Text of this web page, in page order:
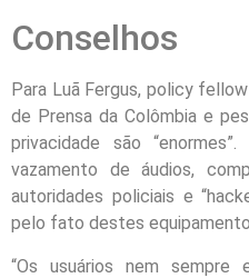
Conselhos
Para Luã Fergus, policy
de Prensa da Colômbia e
privacidade são
vazamento de áudios,
autoridades policiais e
pelo fato destes
“Os usuários nem